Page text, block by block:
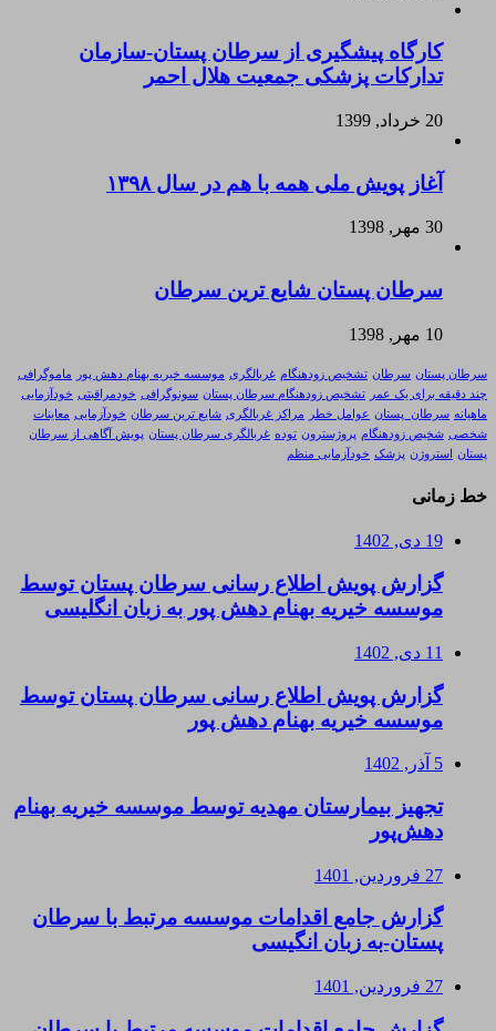
کارگاه پیشگیری از سرطان پستان-سازمان
تدارکات پزشکی جمعیت هلال احمر
20 خرداد, 1399
آغاز پویش ملی همه با هم در سال ۱۳۹۸
30 مهر, 1398
سرطان پستان شایع ترین سرطان
10 مهر, 1398
سرطان پستان سرطان تشخیص زودهنگام غربالگری موسسه خیریه بهنام دهش پور
ماموگرافی
چند دقیقه برای یک عمر
تشخیص زودهنگام سرطان پستان سونوگرافی خودمراقبتی خودآزمایی
ماهیانه سرطان_پستان عوامل خطر مراکز غربالگری شایع ترین سرطان خودآزمایی معاینات
شخصی شخیص زودهنگام پروژسترون توده غربالگری سرطان پستان پویش آگاهی از سرطان
پستان
استروژن پزشک خودآزمایی منظم
خط زمانی
19 دی, 1402
گزارش پویش اطلاع رسانی سرطان پستان توسط
موسسه خیریه بهنام دهش پور به زبان انگلیسی
11 دی, 1402
گزارش پویش اطلاع رسانی سرطان پستان توسط
موسسه خیریه بهنام دهش پور
5 آذر, 1402
تجهیز بیمارستان مهدیه توسط موسسه خیریه بهنام
دهش‌پور
27 فروردین, 1401
گزارش جامع اقدامات موسسه مرتبط با سرطان
پستان-به زبان انگیسی
27 فروردین, 1401